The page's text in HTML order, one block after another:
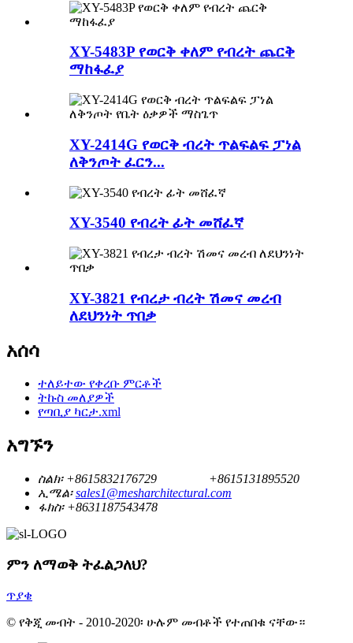
XY-5483P የወርቅ ቀለም የብረት ጨርቅ
ማከፋፈያ
XY-2414G የወርቅ ብረት ጥልፍልፍ ፓነል
ለቅንጦት ፈርን...
XY-3540 የብረት ፊት መሸፈኛ
XY-3821 የብረታ ብረት ሽመና መረብ
ለደህንነት ጥበቃ
አሰሳ
ተለይተው የቀረቡ ምርቶች
ትኩስ መለያዎች
የጣቢያ ካርታ.xml
አግኙን
ስልክ፡ +8615832176729
+8615131895520
ኢሜል፡ sales1@mesharchitectural.com
ፋክስ፡ +8631187543478
ምን ለማወቅ ትፈልጋለህ?
ጥያቄ
© የቅጂ መብት - 2010-2020፡ ሁሉም መብቶች የተጠበቁ ናቸው።